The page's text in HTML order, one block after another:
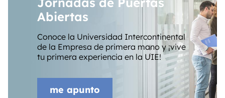
Abiertas
Conoce la Universidad Intercontinental
de la Empresa de primera mano y ¡vive
tu primera experiencia en la UIE!
me apunto